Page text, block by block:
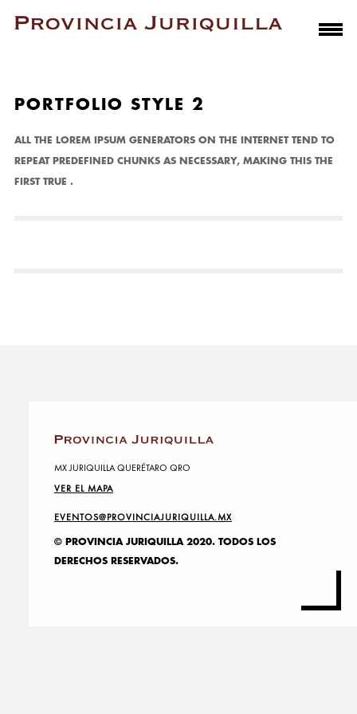
PORTFOLIO STYLE 2
ALL THE LOREM IPSUM GENERATORS ON THE INTERNET TEND TO
REPEAT PREDEFINED CHUNKS AS NECESSARY, MAKING THIS THE
FIRST TRUE .
MX JURIQUILLA QUERÉTARO QRO
VER EL MAPA
EVENTOS@PROVINCIAJURIQUILLA.MX
© PROVINCIA JURIQUILLA 2020. TODOS LOS
DERECHOS RESERVADOS.